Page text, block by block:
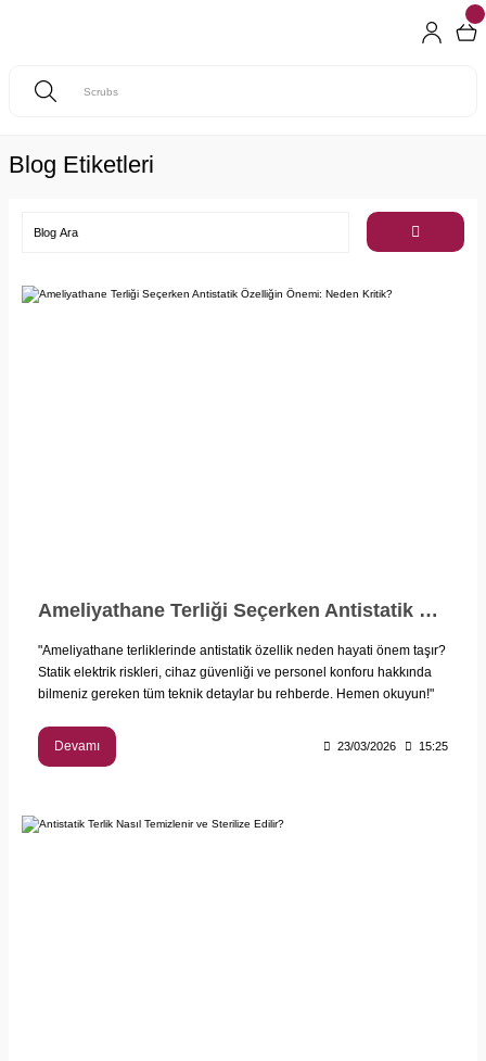
Blog Etiketleri
Ameliyathane Terliği Seçerken Antistatik Özelliğin Önemi: Neden Kritik?
"Ameliyathane terliklerinde antistatik özellik neden hayati önem taşır?
Statik elektrik riskleri, cihaz güvenliği ve personel konforu hakkında
bilmeniz gereken tüm teknik detaylar bu rehberde. Hemen okuyun!"
Devamı 23/03/2026 15:25